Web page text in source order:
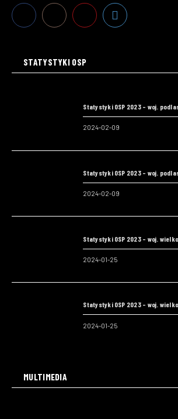
STATYSTYKI OSP
Statystyki OSP 2023 – woj.
2024-02-09
Statystyki OSP 2023 – woj.
2024-02-09
Statystyki OSP 2023 – woj.
2024-01-25
Statystyki OSP 2023 – woj.
2024-01-25
MULTIMEDIA